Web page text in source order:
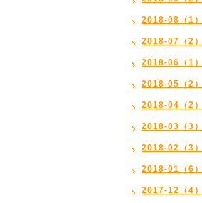
2018-08（1）
2018-07（2）
2018-06（1）
2018-05（2）
2018-04（2）
2018-03（3）
2018-02（3）
2018-01（6）
2017-12（4）